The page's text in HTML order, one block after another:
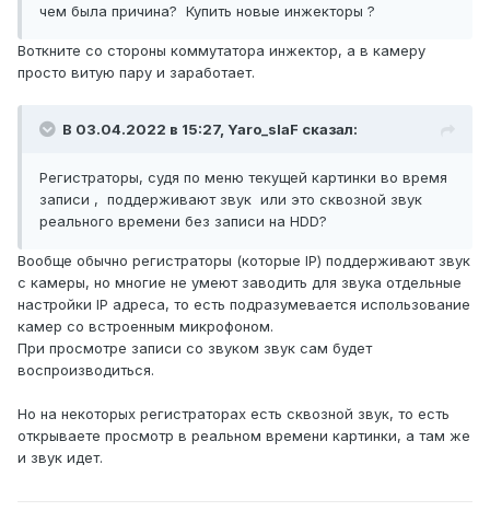
чем была причина? Купить новые инжекторы ?
Воткните со стороны коммутатора инжектор, а в камеру
просто витую пару и заработает.
В 03.04.2022 в 15:27, Yaro_slaF сказал:
Регистраторы, судя по меню текущей картинки во время
записи , поддерживают звук или это сквозной звук
реального времени без записи на HDD?
Вообще обычно регистраторы (которые IP) поддерживают звук
с камеры, но многие не умеют заводить для звука отдельные
настройки IP адреса, то есть подразумевается использование
камер со встроенным микрофоном.
При просмотре записи со звуком звук сам будет
воспроизводиться.
Но на некоторых регистраторах есть сквозной звук, то есть
открываете просмотр в реальном времени картинки, а там же
и звук идет.